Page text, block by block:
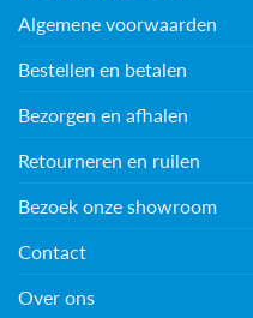
Algemene voorwaarden
Bestellen en betalen
Bezorgen en afhalen
Retourneren en ruilen
Bezoek onze showroom
Contact
Over ons